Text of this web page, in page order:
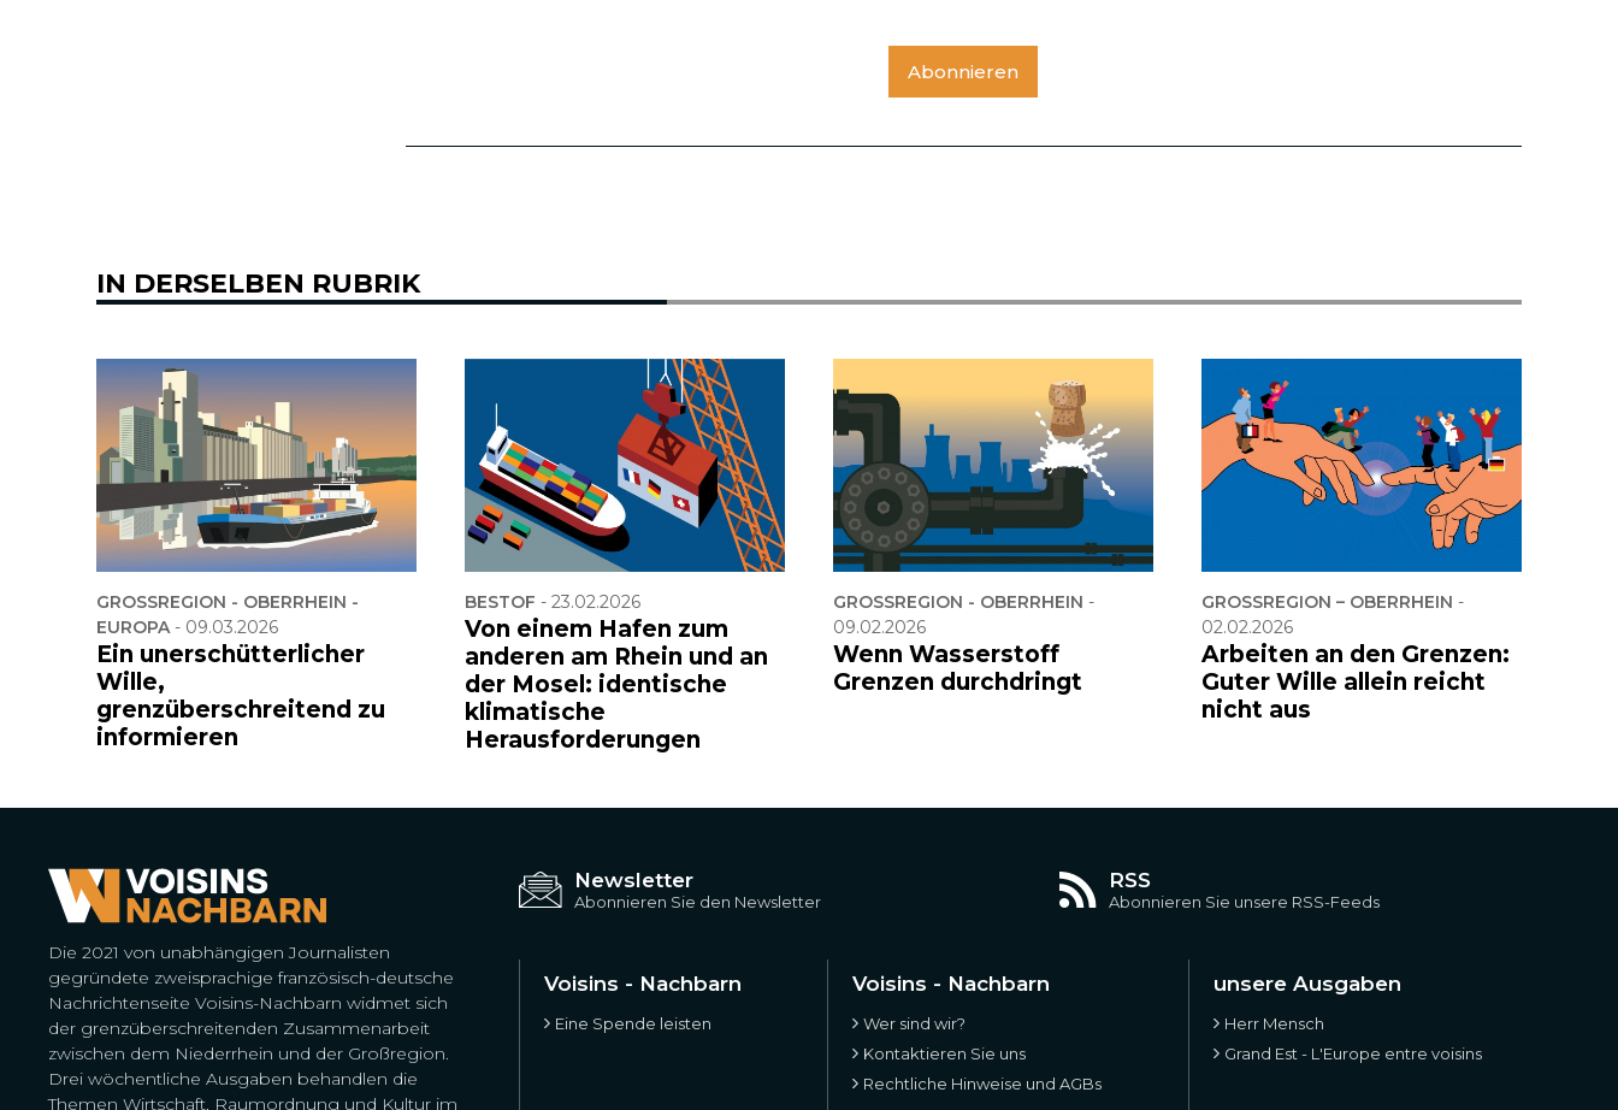
Abonnieren
IN DERSELBEN RUBRIK
GROSSREGION - OBERRHEIN -
EUROPA- 09.03.2026
Ein unerschütterlicher
Wille,
grenzüberschreitend zu
informieren
BESTOF - 23.02.2026
Von einem Hafen zum
anderen am Rhein und an
der Mosel: identische
klimatische
Herausforderungen
GROSSREGION - OBERRHEIN -
09.02.2026
Wenn Wasserstoff
Grenzen durchdringt
GROSSREGION – OBERRHEIN
-
02.02.2026
Arbeiten an den Grenzen:
Guter Wille allein reicht
nicht aus
Die 2021 von unabhängigen Journalisten
gegründete zweisprachige französisch-deutsche
Nachrichtenseite Voisins-Nachbarn widmet sich
der grenzüberschreitenden Zusammenarbeit
zwischen dem Niederrhein und der Großregion.
Drei wöchentliche Ausgaben behandlen die
Themen Wirtschaft, Raumordnung und Kultur im
Newsletter
Abonnieren Sie den Newsletter
RSS
Abonnieren Sie unsere RSS-Feeds
Voisins - Nachbarn
Eine Spende leisten
Voisins - Nachbarn
Wer sind wir?
Kontaktieren Sie uns
Rechtliche Hinweise und AGBs
unsere Ausgaben
Herr Mensch
Grand Est - L'Europe entre voisins